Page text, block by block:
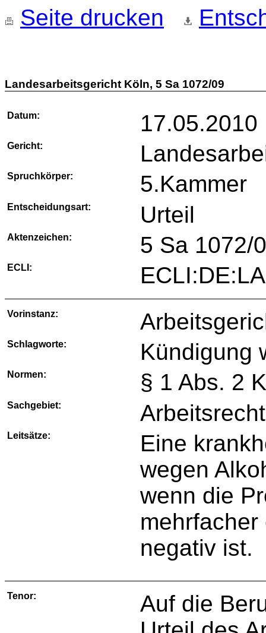
Seite drucken
Landesarbeitsgericht Köln, 5 Sa 1072/09
Datum: 17.05.2010
Gericht:
Spruchkörper: 5.Kammer
Entscheidungsart: Urteil
Aktenzeichen: 5 Sa 1072/
ECLI:
Vorinstanz:
Schlagworte: Kündigung
Normen: § 1 Abs. 2
Sachgebiet: Arbeitsrecht
Leitsätze:
Eine
wegen
wenn die
negativ ist.
Tenor:
Auf die